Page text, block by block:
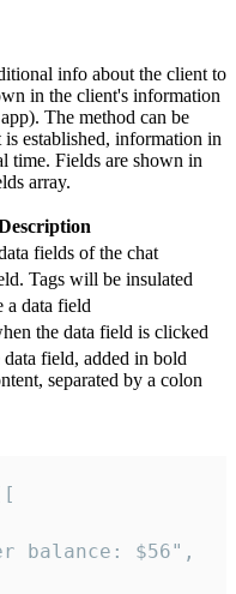
info about the client to
in the client's information
The method can be
is established, information in
time. Fields are shown in
array.
fields of the chat
Tags will be insulated
a data field
the data field is clicked
field, added in bold
separated by a colon
balance: $56",